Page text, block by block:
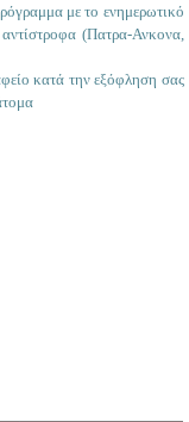
με το ενημερωτικό
(Πατρα-Ανκονα,
κατά την εξόφληση σας